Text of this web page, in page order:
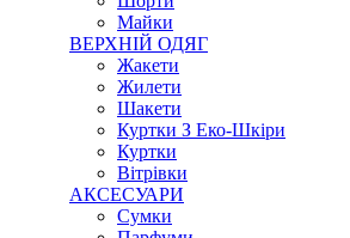
Майки
ВЕРХНІЙ ОДЯГ
Жакети
Жилети
Шакети
Куртки З Еко-Шкіри
Куртки
Вітрівки
АКСЕСУАРИ
Сумки